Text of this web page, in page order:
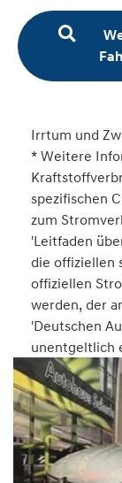
Irrtum und
* Weitere
spezifischen
zum
'Leitfaden
die offiziellen
offiziellen
werden, der
'Deutschen
unentgeltlich